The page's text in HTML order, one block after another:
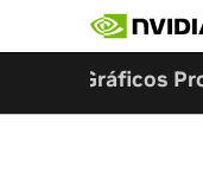
Gráficos